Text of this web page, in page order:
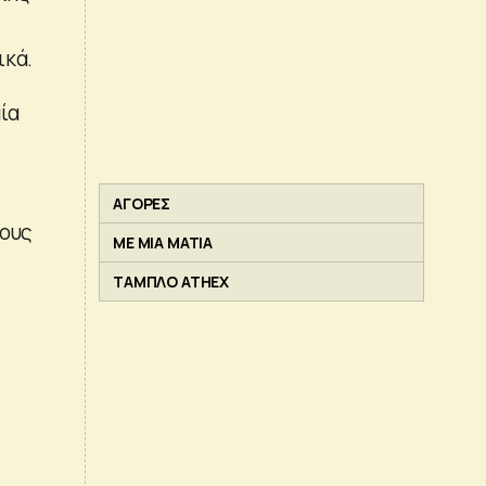
ΑΓΟΡΕΣ
ΜΕ ΜΙΑ ΜΑΤΙΑ
ΤΑΜΠΛΟ ATHEX